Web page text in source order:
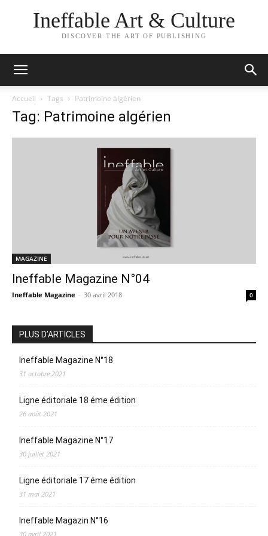
Ineffable Art & Culture
DISCOVER THE ART OF PUBLISHING
Accueil Tags Patrimoine algérien
Tag: Patrimoine algérien
MAGAZINE
Ineffable Magazine N°04
Ineffable Magazine - 30 avril 2018 0
PLUS D’ARTICLES
Ineffable Magazine N°18
31 octobre 2021
Ligne éditoriale 18 éme édition
26 août 2021
Ineffable Magazine N°17
30 juillet 2021
Ligne éditoriale 17 éme édition
31 mai 2021
Ineffable Magazin N°16
30 avril 2021